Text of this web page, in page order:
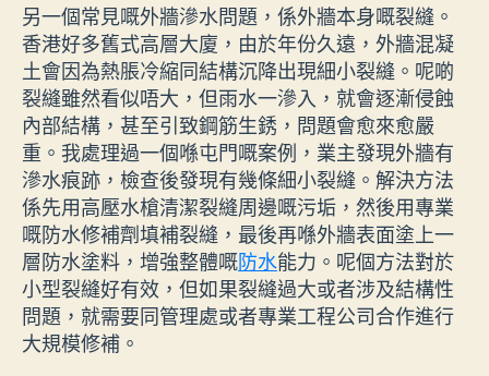
另一個常見嘅外牆滲水問題，係外牆本身嘅裂縫。
香港好多舊式高層大廈，由於年份久遠，外牆混凝
土會因為熱脹冷縮同結構沉降出現細小裂縫。呢啲
裂縫雖然看似唔大，但雨水一滲入，就會逐漸侵蝕
內部結構，甚至引致鋼筋生銹，問題會愈來愈嚴
重。我處理過一個喺屯門嘅案例，業主發現外牆有
滲水痕跡，檢查後發現有幾條細小裂縫。解決方法
係先用高壓水槍清潔裂縫周邊嘅污垢，然後用專業
嘅防水修補劑填補裂縫，最後再喺外牆表面塗上一
層防水塗料，增強整體嘅防水能力。呢個方法對於
小型裂縫好有效，但如果裂縫過大或者涉及結構性
問題，就需要同管理處或者專業工程公司合作進行
大規模修補。